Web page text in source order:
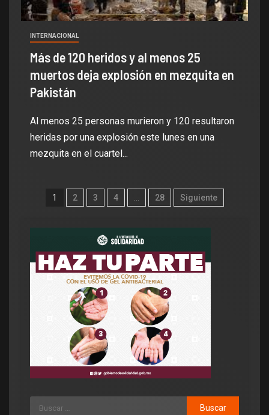
INTERNACIONAL
Más de 120 heridos y al menos 25
muertos deja explosión en mezquita en
Pakistán
Al menos 25 personas murieron y 120 resultaron
heridas por una explosión este lunes en una
mezquita en el cuartel...
1 2 3 4 … 28 Siguiente